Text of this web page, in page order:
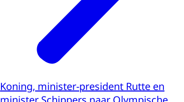
Koning, minister-president Rutte en